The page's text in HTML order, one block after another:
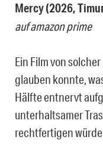
Mercy (2026,
auf amazon prime
Ein Film von
glauben konnte,
Hälfte entnervt
unterhaltsamer
rechtfertigen